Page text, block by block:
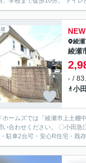
NEW
綾
綾瀬
- /
小
ームズでは「綾瀬市上土棚
駅徒歩19分 〇積水ハウス施工・1991年10月築・新規内外装リフォーム・生活便良好 〇全